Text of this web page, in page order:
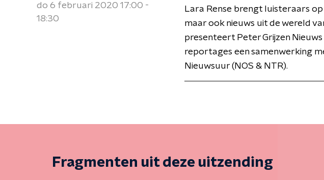
do 6 februari 2020 17:00 -
18:30
Lara Rense brengt luisteraars
maar ook nieuws uit de wereld
presenteert Peter Grijzen
reportages een samenwerking
Nieuwsuur (NOS & NTR).
Fragmenten uit deze uitzending